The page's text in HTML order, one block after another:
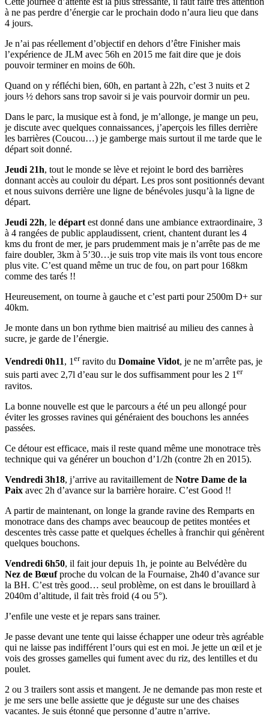
à ne pas perdre d’énergie car le prochain dodo n’aura lieu que dans
4 jours.
Je n’ai pas réellement d’objectif en dehors d’être Finisher mais
l’expérience de JLM avec 56h en 2015 me fait dire que je dois
pouvoir terminer en moins de 60h.
Quand on y réfléchi bien, 60h, en partant à 22h, c’est 3 nuits et 2
jours ½ dehors sans trop savoir si je vais pourvoir dormir un peu.
Dans le parc, la musique est à fond, je m’allonge, je mange un peu,
je discute avec quelques connaissances, j’aperçois les filles derrière
les barrières (Coucou…) je gamberge mais surtout il me tarde que le
départ soit donné.
Jeudi 21h, tout le monde se lève et rejoint le bord des barrières
donnant accès au couloir du départ. Les pros sont positionnés devant
et nous suivons derrière une ligne de bénévoles jusqu’à la ligne de
départ.
Jeudi 22h, le départ est donné dans une ambiance extraordinaire, 3
à 4 rangées de public applaudissent, crient, chantent durant les 4
kms du front de mer, je pars prudemment mais je n’arrête pas de me
faire doubler, 3km à 5’30…je suis trop vite mais ils vont tous encore
plus vite. C’est quand même un truc de fou, on part pour 168km
comme des tarés !!
Heureusement, on tourne à gauche et c’est parti pour 2500m D+ sur
40km.
Je monte dans un bon rythme bien maitrisé au milieu des cannes à
sucre, je garde de l’énergie.
Vendredi 0h11, 1 erravito du Domaine Vidot, je ne m’arrête pas, je
suis parti avec 2,7l d’eau sur le dos suffisamment pour les 2 1er
ravitos.
La bonne nouvelle est que le parcours a été un peu allongé pour
éviter les grosses ravines qui généraient des bouchons les années
passées.
Ce détour est efficace, mais il reste quand même une monotrace très
technique qui va générer un bouchon d’1/2h (contre 2h en 2015).
Vendredi 3h18, j’arrive au ravitaillement de Notre Dame de la
Paix avec 2h d’avance sur la barrière horaire. C’est Good !!
A partir de maintenant, on longe la grande ravine des Remparts en
monotrace dans des champs avec beaucoup de petites montées et
descentes très casse patte et quelques échelles à franchir qui génèrent
quelques bouchons.
Vendredi 6h50, il fait jour depuis 1h, je pointe au Belvédère du
Nez de Bœufproche du volcan de la Fournaise, 2h40 d’avance sur
la BH. C’est très good… seul problème, on est dans le brouillard à
2040m d’altitude, il fait très froid (4 ou 5°).
J’enfile une veste et je repars sans trainer.
Je passe devant une tente qui laisse échapper une odeur très agréable
qui ne laisse pas indifférent l’ours qui est en moi. Je jette un œil et je
vois des grosses gamelles qui fument avec du riz, des lentilles et du
poulet.
2 ou 3 trailers sont assis et mangent. Je ne demande pas mon reste et
je me sers une belle assiette que je déguste sur une des chaises
vacantes. Je suis étonné que personne d’autre n’arrive.